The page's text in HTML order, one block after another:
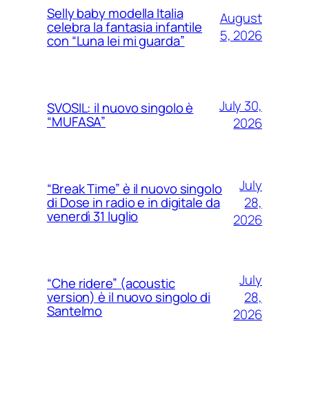
Selly baby modella Italia
celebra la fantasia infantile
con “Luna lei mi guarda”
August
5, 2026
SVOSIL: il nuovo singolo è
“MUFASA”
July 30,
2026
“Break Time” è il nuovo singolo
di Dose in radio e in digitale da
venerdì 31 luglio
July
28,
2026
“Che ridere” (acoustic
version) è il nuovo singolo di
Santelmo
July
28,
2026